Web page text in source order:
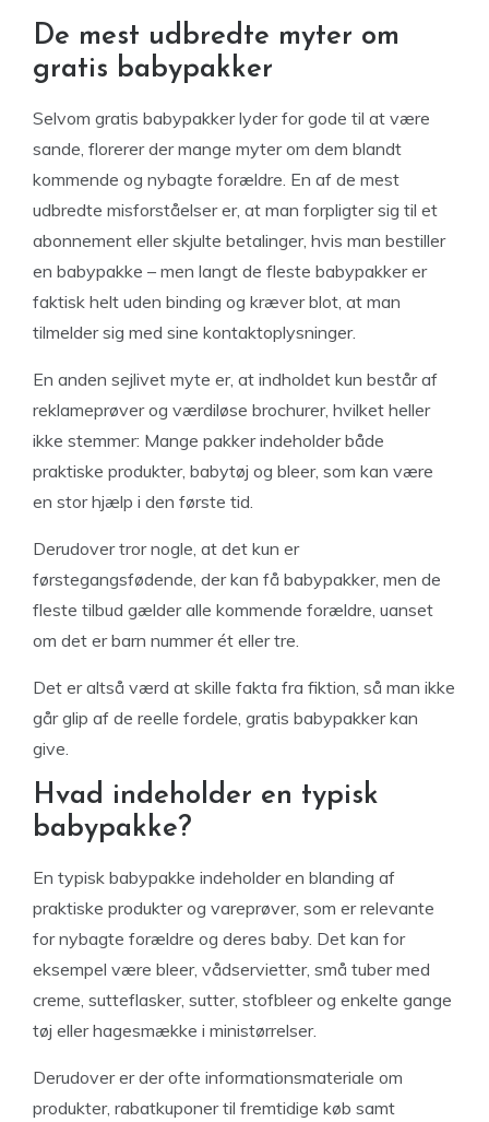
De mest udbredte myter om
gratis babypakker
Selvom gratis babypakker lyder for gode til at være
sande, florerer der mange myter om dem blandt
kommende og nybagte forældre. En af de mest
udbredte misforståelser er, at man forpligter sig til et
abonnement eller skjulte betalinger, hvis man bestiller
en babypakke – men langt de fleste babypakker er
faktisk helt uden binding og kræver blot, at man
tilmelder sig med sine kontaktoplysninger.
En anden sejlivet myte er, at indholdet kun består af
reklameprøver og værdiløse brochurer, hvilket heller
ikke stemmer: Mange pakker indeholder både
praktiske produkter, babytøj og bleer, som kan være
en stor hjælp i den første tid.
Derudover tror nogle, at det kun er
førstegangsfødende, der kan få babypakker, men de
fleste tilbud gælder alle kommende forældre, uanset
om det er barn nummer ét eller tre.
Det er altså værd at skille fakta fra fiktion, så man ikke
går glip af de reelle fordele, gratis babypakker kan
give.
Hvad indeholder en typisk
babypakke?
En typisk babypakke indeholder en blanding af
praktiske produkter og vareprøver, som er relevante
for nybagte forældre og deres baby. Det kan for
eksempel være bleer, vådservietter, små tuber med
creme, sutteflasker, sutter, stofbleer og enkelte gange
tøj eller hagesmække i ministørrelser.
Derudover er der ofte informationsmateriale om
produkter, rabatkuponer til fremtidige køb samt